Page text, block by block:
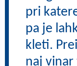
pri
pa je
kleti.
naj vinar